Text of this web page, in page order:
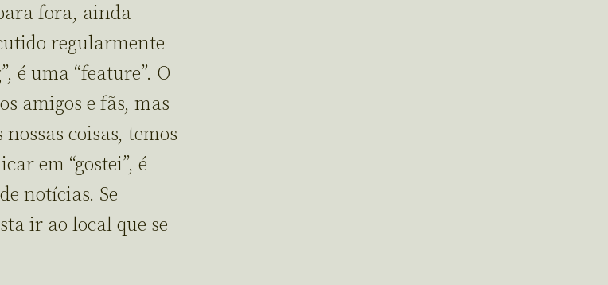
fora, ainda
regularmente
é uma “feature”. O
amigos e fãs, mas
coisas, temos
em “gostei”, é
notícias. Se
ir ao local que se